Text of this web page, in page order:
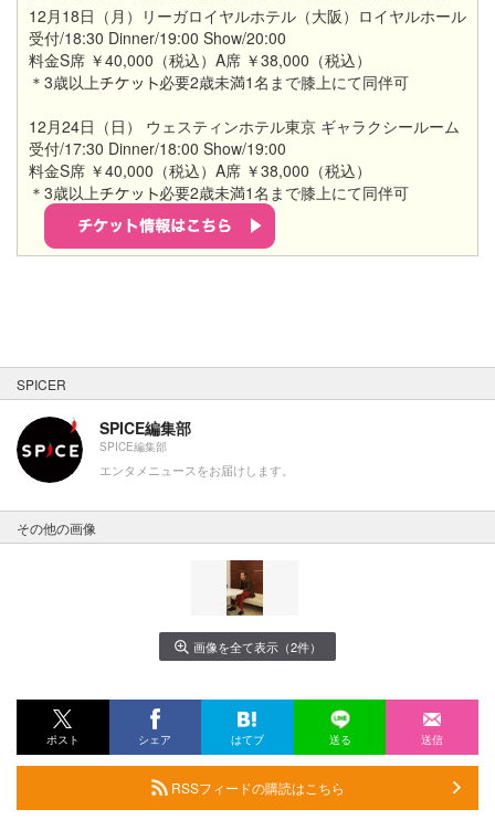
12月18日（月）リーガロイヤルホテル（大阪）ロイヤルホール
受付/18:30 Dinner/19:00 Show/20:00
料金S席 ￥40,000（税込）A席 ￥38,000（税込）
＊3歳以上
必要2歳未満1名まで膝上にて同伴可
12月24日（日） ウェスティンホテル東京 ギャラクシールーム
受付/17:30 Dinner/18:00 Show/19:00
料金S席 ￥40,000（税込）A席 ￥38,000（税込）
＊3歳以上
必要2歳未満1名まで膝上にて同伴可
SPICER
SPICE編集部
SPICE編集部
エンタメニュースをお届けします。
その他の画像
画像を全て表示（2件）
ポスト シェア はてブ 送る 送信
RSSフィードの購読はこちら